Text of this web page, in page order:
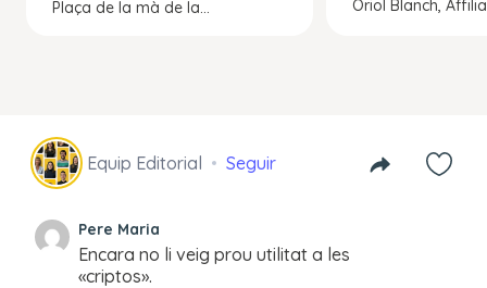
Plaça de la mà de la...
Oriol Blanch,
Equip Editorial Seguir
Pere Maria
Encara no li veig prou utilitat a les
«criptos».